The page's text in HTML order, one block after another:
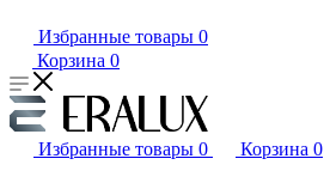
Избранные товары 0
Корзина 0
Избранные товары 0 Корзина 0